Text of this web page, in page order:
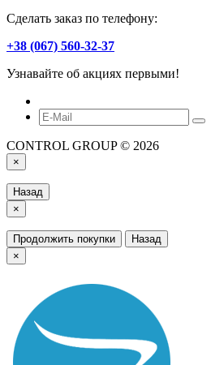
Сделать заказ по телефону:
+38 (067) 560-32-37
Узнавайте об акциях первыми!
CONTROL GROUP © 2026
×
Назад
×
Продолжить покупки
Назад
×